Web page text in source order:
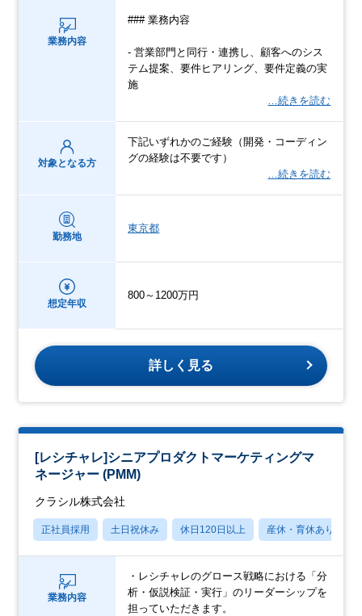
業務内容
### 業務内容
- 営業部門と同行・連携し、顧客へのシス
テム提案、要件ヒアリング、要件定義の実
施
…続きを読む
対象となる方
下記いずれかのご経験（開発・コーディン
グの経験は不要です）
…続きを読む
勤務地
東京都
想定年収
800～1200万円
詳しく見る
[レシチャレ]シニアプロダクトマーケティングマ
ネージャー (PMM)
クラシル株式会社
正社員採用 土日祝休み 休日120日以上 産休・育休あり
業務内容
・レシチャレのグロース戦略における「分
析・仮説検証・実行」のリーダーシップを
担っていただきます。